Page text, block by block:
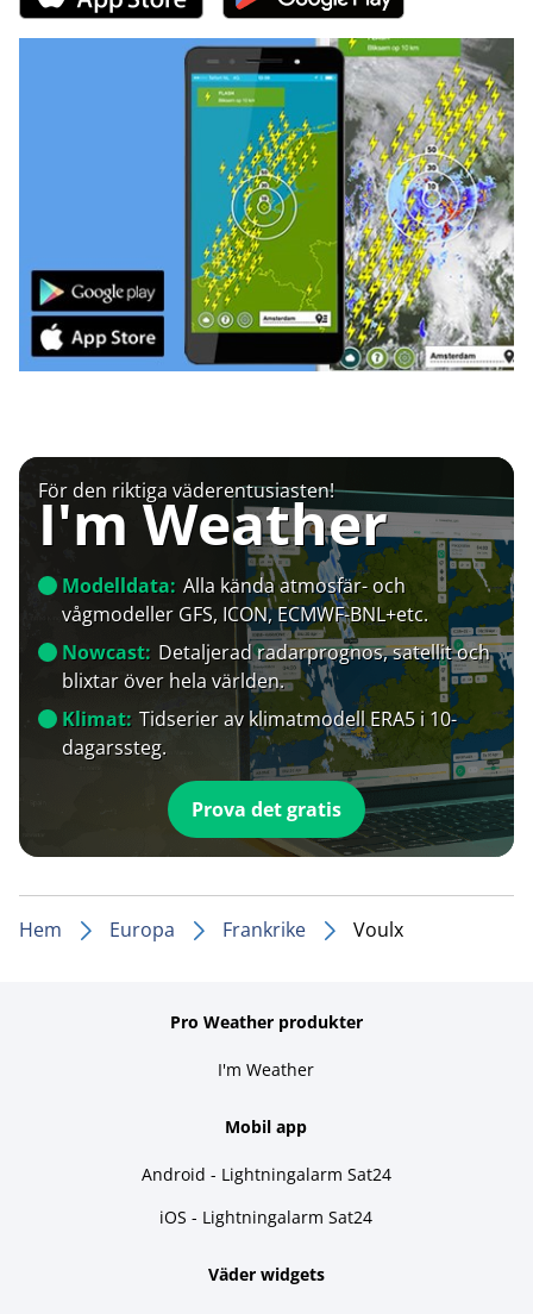
För den riktiga väderentusiasten!
I'm Weather
Modelldata: Alla kända atmosfär- och
vågmodeller GFS, ICON, ECMWF-BNL+etc.
Nowcast: Detaljerad radarprognos, satellit och
blixtar över hela världen.
Klimat: Tidserier av klimatmodell ERA5 i 10-
dagarssteg.
Prova det gratis
Hem Europa Frankrike Voulx
Pro Weather produkter
I'm Weather
Mobil app
Android - Lightningalarm Sat24
iOS - Lightningalarm Sat24
Väder widgets